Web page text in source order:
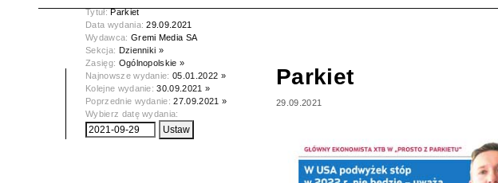
Tytuł:Parkiet
Data wydania:29.09.2021
Wydawca: Gremi Media SA
Sekcja: Dzienniki »
Zasięg: Ogólnopolskie »
Najnowsze wydanie:05.01.2022 »
Kolejne wydanie:30.09.2021 »
Poprzednie wydanie:27.09.2021 »
Wybierz datę wydania:
Parkiet
29.09.2021